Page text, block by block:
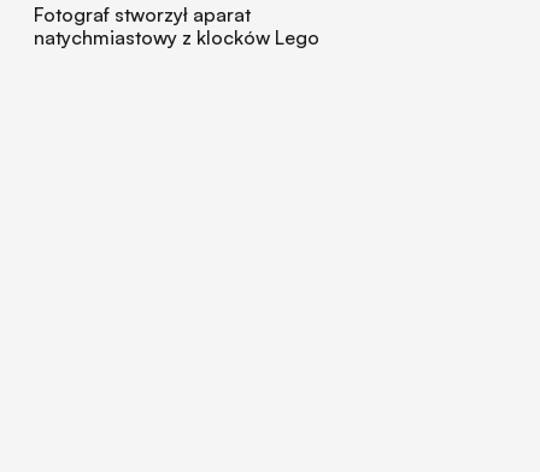
Fotograf stworzył aparat
natychmiastowy z klocków Lego